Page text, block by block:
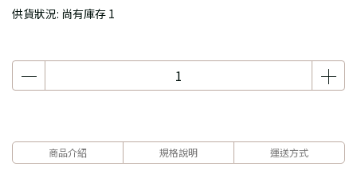
供貨狀況: 尚有庫存 1
商品介紹 規格說明 運送方式